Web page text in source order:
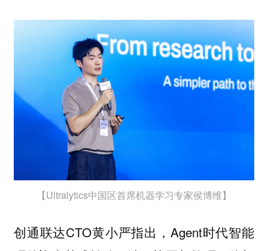
【Ultralytics中国区首席机器学习专家侯博维】
创通联达CTO黄小严指出，Agent时代智能